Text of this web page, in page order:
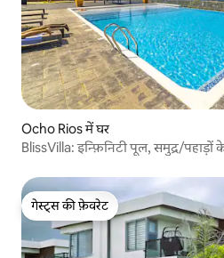
Ocho Rios में घर
BlissVilla: इन्फ़िनिटी पूल, समुद्र/
गेस्ट्स की फ़ेवरेट
गेस्ट्स की फ़ेवरेट